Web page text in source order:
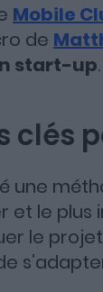
Mobile
de
start-up.
clés
une
et le plus
le